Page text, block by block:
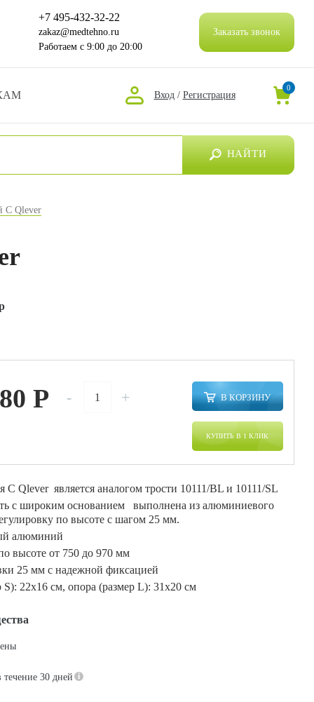
+7 495-432-32-22
zakaz@medtehno.ru
Работаем с 9:00 до 20:00
Заказать звонок
Вход / Регистрация
0
НАЙТИ
C Qlever
P - + В КОРЗИНУ
КУПИТЬ В 1 КЛИК
C Qlever является аналогом трости 10111/BL и 10111/SL
с широким основанием выполнена из алюминиевого
по высоте с шагом 25 мм.
алюминий
высоте от 750 до 970 мм
25 мм с надежной фиксацией
22х16 см, опора (размер L): 31х20 см
течение 30 дней